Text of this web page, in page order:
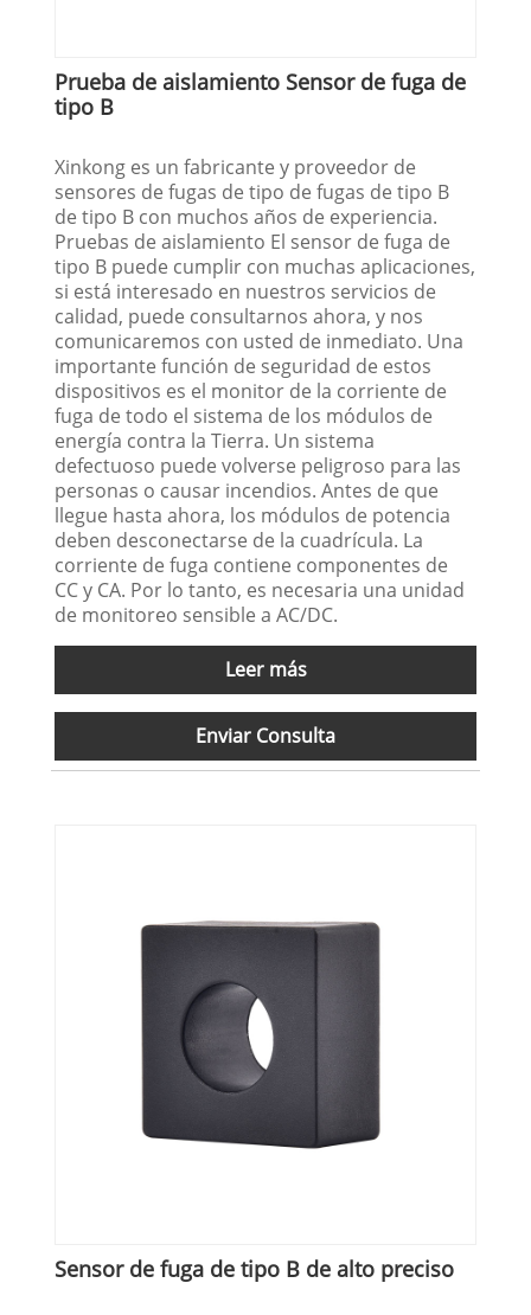
Prueba de aislamiento Sensor de fuga de
tipo B
Xinkong es un fabricante y proveedor de
sensores de fugas de tipo de fugas de tipo B
de tipo B con muchos años de experiencia.
Pruebas de aislamiento El sensor de fuga de
tipo B puede cumplir con muchas aplicaciones,
si está interesado en nuestros servicios de
calidad, puede consultarnos ahora, y nos
comunicaremos con usted de inmediato. Una
importante función de seguridad de estos
dispositivos es el monitor de la corriente de
fuga de todo el sistema de los módulos de
energía contra la Tierra. Un sistema
defectuoso puede volverse peligroso para las
personas o causar incendios. Antes de que
llegue hasta ahora, los módulos de potencia
deben desconectarse de la cuadrícula. La
corriente de fuga contiene componentes de
CC y CA. Por lo tanto, es necesaria una unidad
de monitoreo sensible a AC/DC.
Leer más
Enviar Consulta
Sensor de fuga de tipo B de alto preciso